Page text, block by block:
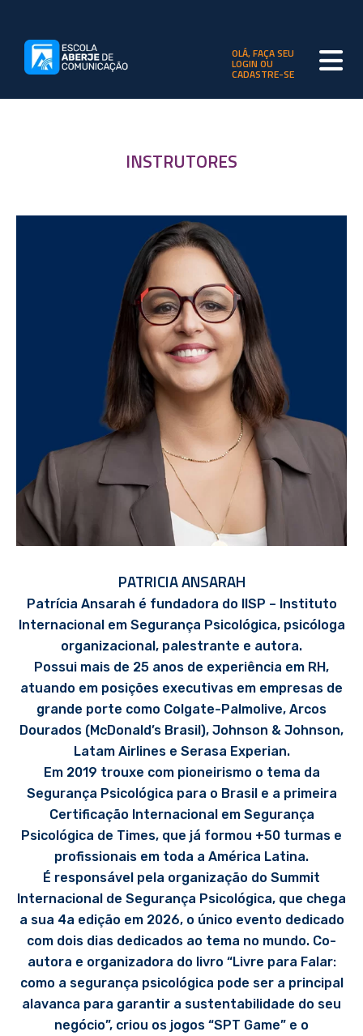
OLÁ, FAÇA SEU
LOGIN OU
CADASTRE-SE
INSTRUTORES
PATRICIA ANSARAH
Patrícia Ansarah é fundadora do IISP – Instituto
Internacional em Segurança Psicológica, psicóloga
organizacional, palestrante e autora.
Possui mais de 25 anos de experiência em RH,
atuando em posições executivas em empresas de
grande porte como Colgate-Palmolive, Arcos
Dourados (McDonald’s Brasil), Johnson & Johnson,
Latam Airlines e Serasa Experian.
Em 2019 trouxe com pioneirismo o tema da
Segurança Psicológica para o Brasil e a primeira
Certificação Internacional em Segurança
Psicológica de Times, que já formou +50 turmas e
profissionais em toda a América Latina.
É responsável pela organização do Summit
Internacional de Segurança Psicológica, que chega
a sua 4a edição em 2026, o único evento dedicado
com dois dias dedicados ao tema no mundo. Co-
autora e organizadora do livro “Livre para Falar:
como a segurança psicológica pode ser a principal
alavanca para garantir a sustentabilidade do seu
negócio”, criou os jogos “SPT Game” e o